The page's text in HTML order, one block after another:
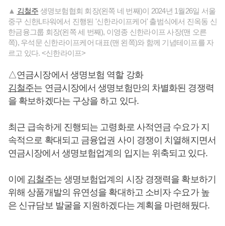
▲ 김철주 생명보험협회 회장(왼쪽 네 번째)이 2024년 1월26일 서울
중구 신한L타워에서 진행된 '신한라이프케어' 출범식에서 진옥동 신
한금융그룹 회장(왼쪽 세 번째), 이영종 신한라이프 사장(맨 오른
쪽), 우석문 신한라이프케어 대표(맨 왼쪽)와 함께 기념테이프를 자
르고 있다. <신한라이프>
△연금시장에서 생명보험 역할 강화
김철주는 연금시장에서 생명보험만의 차별화된 경쟁력
을 확보하겠다는 구상을 하고 있다.
최근 급속하게 진행되는 고령화로 사적연금 수요가 지
속적으로 확대되고 금융업권 사이 경쟁이 치열해지면서
연금시장에서 생명보험업계의 입지는 위축되고 있다.
이에 김철주는 생명보험업계의 시장 경쟁력을 확보하기
위해 상품개발의 유연성을 확대하고 소비자 수요가 높
은 신규담보 발굴을 지원하겠다는 계획을 마련해뒀다.